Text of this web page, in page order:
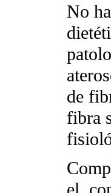
No
de
fibra